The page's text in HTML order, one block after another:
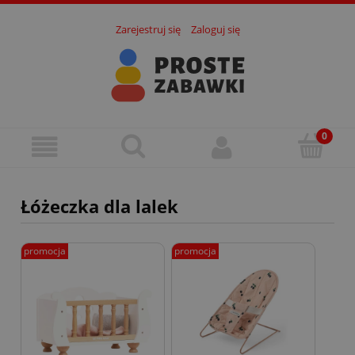
Zarejestruj się Zaloguj się
Łóżeczka dla lalek
promocja promocja